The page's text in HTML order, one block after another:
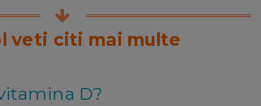
veti citi mai multe
D?